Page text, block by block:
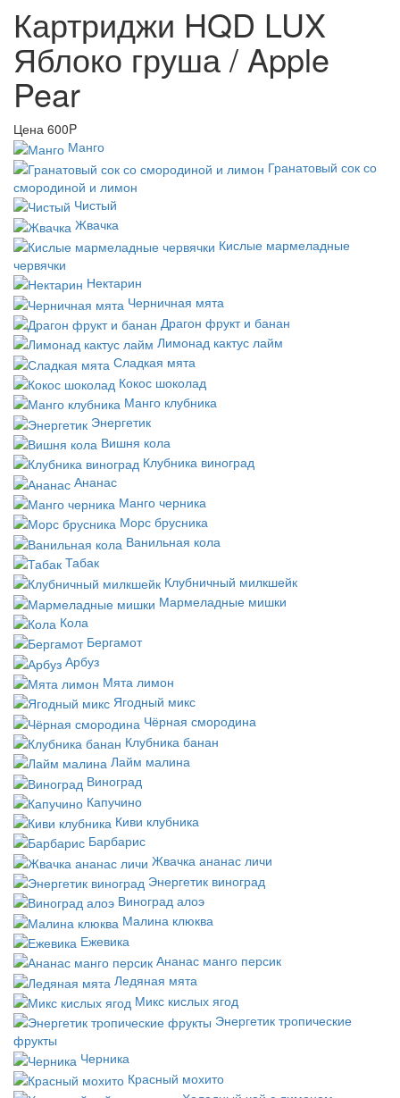
Картриджи HQD LUX
Яблоко груша / Apple
Pear
Цена 600P
Манго
Гранатовый сок со
смородиной и лимон
Чистый
Жвачка
Кислые мармеладные
червячки
Нектарин
Черничная мята
Драгон фрукт и банан
Лимонад кактус лайм
Сладкая мята
Кокос шоколад
Манго клубника
Энергетик
Вишня кола
Клубника виноград
Ананас
Манго черника
Морс брусника
Ванильная кола
Табак
Клубничный милкшейк
Мармеладные мишки
Кола
Бергамот
Арбуз
Мята лимон
Ягодный микс
Чёрная смородина
Клубника банан
Лайм малина
Виноград
Капучино
Киви клубника
Барбарис
Жвачка ананас личи
Энергетик виноград
Виноград алоэ
Малина клюква
Ежевика
Ананас манго персик
Ледяная мята
Микс кислых ягод
Энергетик тропические
фрукты
Черника
Красный мохито